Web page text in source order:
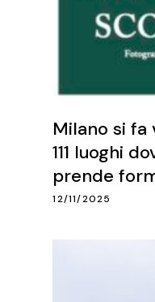
Milano si fa
111 luoghi
prende
12/11/2025